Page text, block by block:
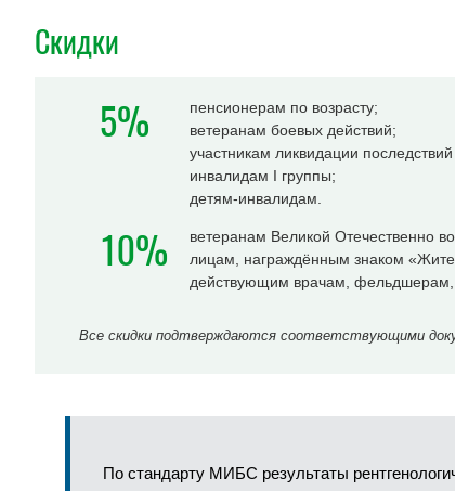
Скидки
5%
пенсионерам по возрасту;
ветеранам боевых действий;
участникам ликвидации
инвалидам I группы;
детям-инвалидам.
10%
ветеранам Великой Отечественно
лицам, награждённым знаком
действующим врачам, фельдшерам,
Все скидки подтверждаются соответствующими
По стандарту МИБС результаты